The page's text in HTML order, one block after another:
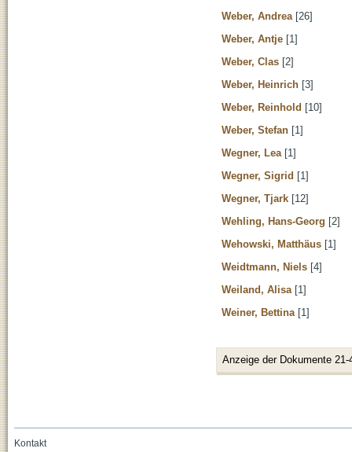
Weber, Andrea [26]
Weber, Antje [1]
Weber, Clas [2]
Weber, Heinrich [3]
Weber, Reinhold [10]
Weber, Stefan [1]
Wegner, Lea [1]
Wegner, Sigrid [1]
Wegner, Tjark [12]
Wehling, Hans-Georg [2]
Wehowski, Matthäus [1]
Weidtmann, Niels [4]
Weiland, Alisa [1]
Weiner, Bettina [1]
Anzeige der Dokumente 21-
Kontakt